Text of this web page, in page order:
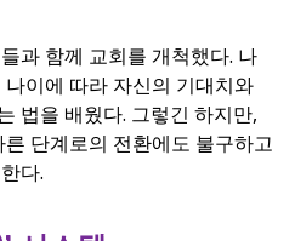
과 함께 교회를 개척했다. 나
이에 따라 자신의 기대치와
법을 배웠다. 그렇긴 하지만,
단계로의 전환에도 불구하고
다.